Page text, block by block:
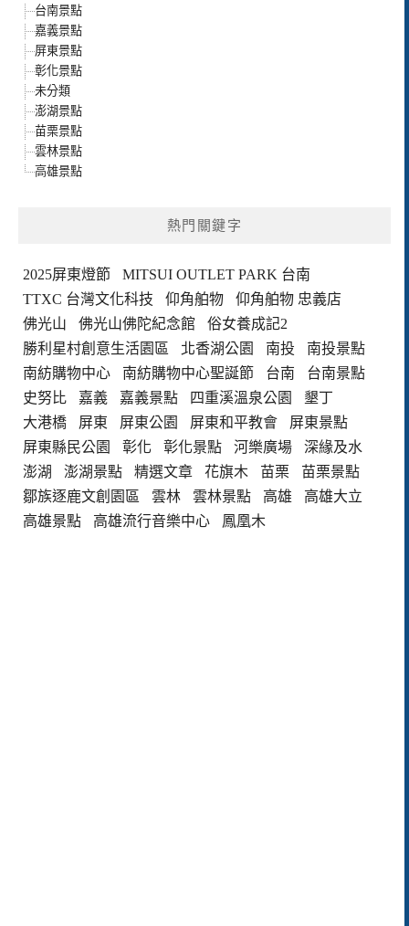
台南景點
嘉義景點
屏東景點
彰化景點
未分類
澎湖景點
苗栗景點
雲林景點
高雄景點
熱門關鍵字
2025屏東燈節
MITSUI OUTLET PARK 台南
TTXC 台灣文化科技
仰角舶物
仰角舶物 忠義店
佛光山
佛光山佛陀紀念館
俗女養成記2
勝利星村創意生活園區
北香湖公園 南投
南投景點
南紡購物中心
南紡購物中心聖誕節 台南
台南景點
史努比
嘉義 嘉義景點 四重溪溫泉公園
墾丁
大港橋
屏東 屏東公園 屏東和平教會
屏東景點
屏東縣民公園
彰化 彰化景點 河樂廣場
深緣及水
澎湖
澎湖景點 精選文章 花旗木 苗栗
苗栗景點
鄒族逐鹿文創園區
雲林 雲林景點 高雄
高雄大立
高雄景點
高雄流行音樂中心 鳳凰木